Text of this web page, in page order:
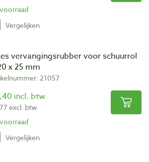
Vergelijken
vervangingsrubber voor schuurrol
x 25 mm
21057
incl. btw
excl. btw
Vergelijken